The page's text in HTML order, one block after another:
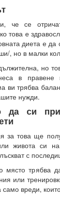
че се
това е
диета е
, но в малки
но
в правене
ви трябва
нужди.
си
за това ще
живота си
с
трябва
или
вреди,